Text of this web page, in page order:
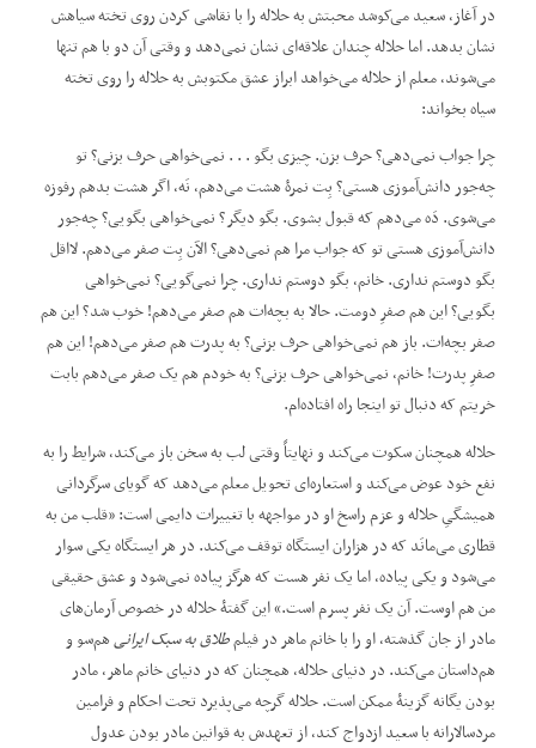
در آغاز، سعید می‌کوشد محبتش به حلاله را با نقاشی کردن روی تخته سیاهش
نشان بدهد. اما حلاله چندان علاقه‌ای نشان نمی‌دهد و وقتی آن دو با هم تنها
می‌شوند، معلم از حلاله می‌خواهد ابراز عشق مکتوبش به حلاله را روی تخته
سیاه بخواند:
چرا جواب نمی‌دهی؟ حرف بزن. چیزی بگو . . . نمی‌خواهی حرف بزنی؟ تو
چه‌جور دانش‌آموزی هستی؟ بِت نمرۀ هشت می‌دهم، نَه، اگر هشت بدهم رفوزه
می‌شوی. دَه می‌دهم که قبول بشوی. بگو دیگر؟ نمی‌خواهی بگویی؟ چه‌جور
دانش‌آموزی هستی تو که جواب مرا هم نمی‌دهی؟ الآن بِت صفر می‌دهم. لااقل
بگو دوستم نداری. خانم، بگو دوستم نداری. چرا نمی‌گویی؟ نمی‌خواهی
بگویی؟ این هم صفرِ دومت. حالا به بچه‌ات هم صفر می‌دهم! خوب شد؟ این هم
صفر بچه‌ات. باز هم نمی‌خواهی حرف بزنی؟ به پدرت هم صفر می‌دهم! این هم
صفرِ پدرت! خانم، نمی‌خواهی حرف بزنی؟ به خودم هم یک صفر می‌دهم بابت
خریتم که دنبال تو اینجا راه افتاده‌ام.
حلاله همچنان سکوت می‌کند و نهایتاً وقتی لب به سخن باز می‌کند، شرایط را به
نفع خود عوض می‌کند و استعاره‌ای تحویل معلم می‌دهد که گویای سرگردانی
همیشگیِ حلاله و عزم راسخ او در مواجهه با تغییرات دایمی است: ”قلب من به
قطاری می‌مانَد که در هزاران ایستگاه توقف می‌کند. در هر ایستگاه یکی سوار
می‌شود و یکی پیاده، اما یک نفر هست که هرگز پیاده نمی‌شود و عشق حقیقی
من هم اوست. آن یک نفر پسرم است.“ این گفتۀ حلاله در خصوص آرمان‌های
مادر از جان‌ گذشته، او را با خانم ماهر در فیلمطلاق به سبک ایرانیهم‌سو و
هم‌داستان می‌کند. در دنیای حلاله، همچنان که در دنیای خانم ماهر، مادر
بودن یگانه گزینۀ ممکن است. حلاله گرچه می‌پذیرد تحت احکام و فرامین
مردسالارانه با سعید ازدواج کند، از تعهدش به قوانین مادر بودن عدول